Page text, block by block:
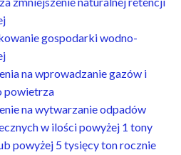
gospodarki wodno-
na wprowadzanie gazów i
powietrza
na wytwarzanie odpadów
w ilości powyżej 1 tony
powyżej 5 tysięcy ton rocznie